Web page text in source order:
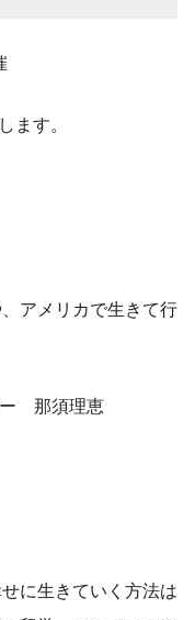
す。
アメリカで生きて行
ー 那須理恵
に生きていく方法は